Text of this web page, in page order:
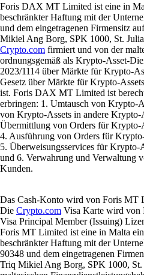
Foris DAX MT Limited ist eine in
beschränkter Haftung mit der
und dem eingetragenen Firmensitz
Mikiel Ang Borg, SPK 1000, St.
Crypto.com firmiert und von der
ordnungsgemäß als Krypto-Asset-
2023/1114 über Märkte für Krypto-
Gesetz über Märkte für Krypto-
ist. Foris DAX MT Limited ist
erbringen: 1. Umtausch von Krypto-
von Krypto-Assets in andere Krypto-
Übermittlung von Orders für Krypto-
4. Ausführung von Orders für
5. Überweisungsservices für Krypto-
und 6. Verwahrung und Verwaltung
Kunden.
Das Cash-Konto wird von Foris MT
Die Crypto.com Visa Karte wird von
Visa Principal Member (Issuing)
Foris MT Limited ist eine in Malta
beschränkter Haftung mit der
90348 und dem eingetragenen
Triq Mikiel Ang Borg, SPK 1000, St.